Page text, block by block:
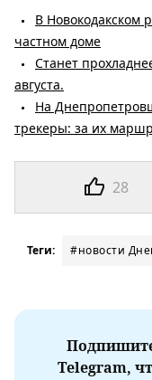
28
В Новокодакском
частном доме
Станет
августа.
На
трекеры: за их
Теги: #новости
Telegram,